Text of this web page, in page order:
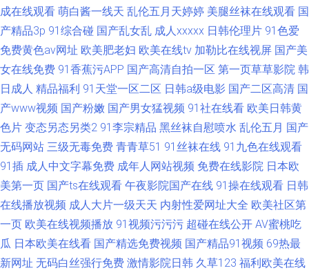
成在线观看 萌白酱一线天 乱伦五月天婷婷 美腿丝袜在线观看 国
产精品3p 91综合碰 国产乱女乱 成人xxxxx 日韩伦理片 91色爱
免费黄色av网址 欧美肥老妇 欧美在线tv 加勒比在线视屏 国产美
女在线免费 91香蕉污APP 国产高清自拍一区 第一页草草影院 韩
日成人 精品福利 91天堂一区二区 日韩a级电影 国产二区高清 国
产www视频 国产粉嫩 国产男女猛视频 91社在线看 欧美日韩黄
色片 变态另态另类2 91李宗精品 黑丝袜自慰喷水 乱伦五月 国产
无码网站 三级无毒免费 青青草51 91丝袜在线 91九色在线观看
91插 成人中文字幕免费 成年人网站视频 免费在线影院 日本欧
美第一页 国产ts在线观看 午夜影院国产在线 91操在线观看 日韩
在线播放视频 成人大片一级天天 内射性爱网址大全 欧美社区第
一页 欧美在线视频播放 91视频污污污 超碰在线公开 AV蜜桃吃
瓜 日本欧美在线看 国产精选免费视频 国产精品91视频 69热最
新网址 无码白丝强行免费 激情影院日韩 久草123 福利欧美在线